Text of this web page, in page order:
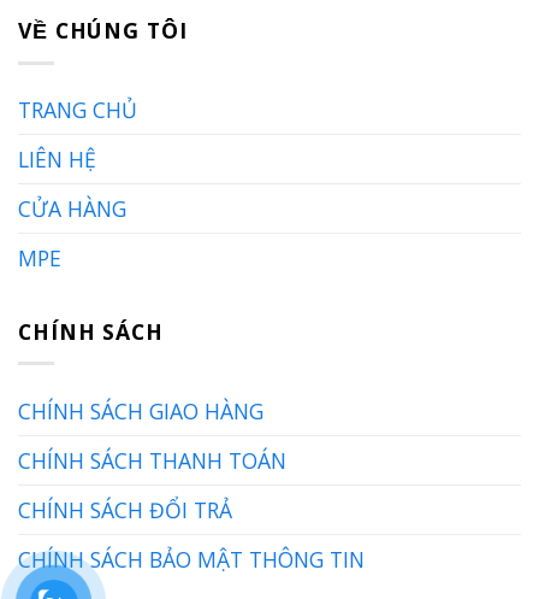
VỀ CHÚNG TÔI
TRANG CHỦ
LIÊN HỆ
CỬA HÀNG
MPE
CHÍNH SÁCH
CHÍNH SÁCH GIAO HÀNG
CHÍNH SÁCH THANH TOÁN
CHÍNH SÁCH ĐỔI TRẢ
CHÍNH SÁCH BẢO MẬT THÔNG TIN